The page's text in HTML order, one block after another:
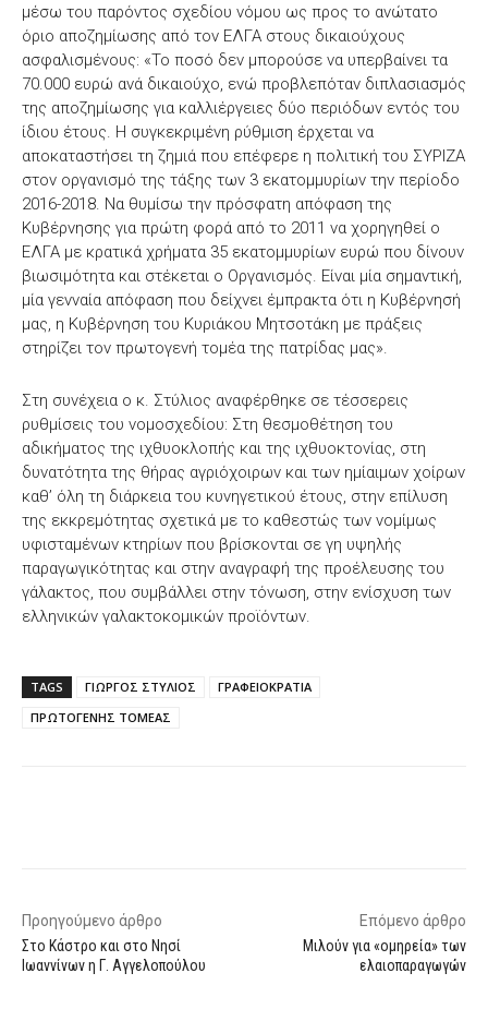
μέσω του παρόντος σχεδίου νόμου ως προς το ανώτατο
όριο αποζημίωσης από τον ΕΛΓΑ στους δικαιούχους
ασφαλισμένους: «Το ποσό δεν μπορούσε να υπερβαίνει τα
70.000 ευρώ ανά δικαιούχο, ενώ προβλεπόταν διπλασιασμός
της αποζημίωσης για καλλιέργειες δύο περιόδων εντός του
ίδιου έτους. Η συγκεκριμένη ρύθμιση έρχεται να
αποκαταστήσει τη ζημιά που επέφερε η πολιτική του ΣΥΡΙΖΑ
στον οργανισμό της τάξης των 3 εκατομμυρίων την περίοδο
2016-2018. Να θυμίσω την πρόσφατη απόφαση της
Κυβέρνησης για πρώτη φορά από το 2011 να χορηγηθεί ο
ΕΛΓΑ με κρατικά χρήματα 35 εκατομμυρίων ευρώ που δίνουν
βιωσιμότητα και στέκεται ο Οργανισμός. Είναι μία σημαντική,
μία γενναία απόφαση που δείχνει έμπρακτα ότι η Κυβέρνησή
μας, η Κυβέρνηση του Κυριάκου Μητσοτάκη με πράξεις
στηρίζει τον πρωτογενή τομέα της πατρίδας μας».
Στη συνέχεια ο κ. Στύλιος αναφέρθηκε σε τέσσερεις
ρυθμίσεις του νομοσχεδίου: Στη θεσμοθέτηση του
αδικήματος της ιχθυοκλοπής και της ιχθυοκτονίας, στη
δυνατότητα της θήρας αγριόχοιρων και των ημίαιμων χοίρων
καθ’ όλη τη διάρκεια του κυνηγετικού έτους, στην επίλυση
της εκκρεμότητας σχετικά με το καθεστώς των νομίμως
υφισταμένων κτηρίων που βρίσκονται σε γη υψηλής
παραγωγικότητας και στην αναγραφή της προέλευσης του
γάλακτος, που συμβάλλει στην τόνωση, στην ενίσχυση των
ελληνικών γαλακτοκομικών προϊόντων.
TAGS ΓΙΩΡΓΟΣ ΣΤΥΛΙΟΣ
ΓΡΑΦΕΙΟΚΡΑΤΙΑ
ΠΡΩΤΟΓΕΝΗΣ ΤΟΜΕΑΣ
Προηγούμενο άρθρο
Στο Κάστρο και στο Νησί
Ιωαννίνων η Γ. Αγγελοπούλου
Επόμενο άρθρο
Μιλούν για «ομηρεία» των
ελαιοπαραγωγών